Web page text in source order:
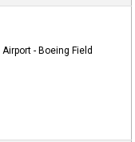
- Boeing Field